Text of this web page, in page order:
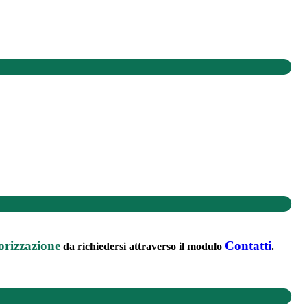
da richiedersi attraverso il modulo Contatti.